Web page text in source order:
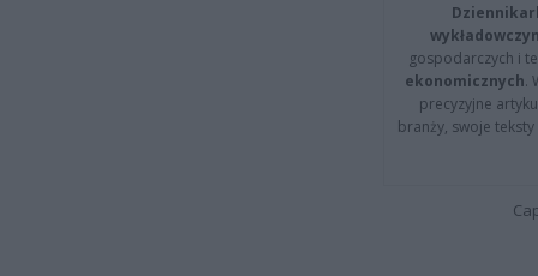
gospodarczych i
ekonomicznych.
precyzyjne
branży, swoje